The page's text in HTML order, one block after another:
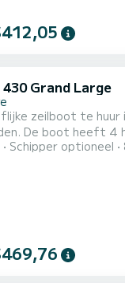
Grand Large
zeilboot te huur
een totale lengte van 13 meter
het uw beste vriend
Schipper optioneel